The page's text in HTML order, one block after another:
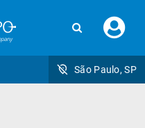
seu
São Paulo, SP